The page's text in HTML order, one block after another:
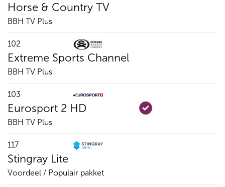
Horse & Country TV
BBH TV Plus
102
Extreme Sports Channel
BBH TV Plus
103
Eurosport 2 HD
BBH TV Plus
117
Stingray Lite
Voordeel / Populair pakket